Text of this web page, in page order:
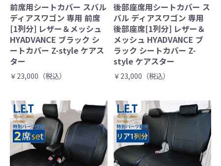
前席用シートカバー スバル
ディアスワゴン 専用 前席
[1列分] レザー＆メッシュ
HYADVANCE ブラック シ
ートカバー Z-style ケアス
ター
￥23,000（税込）
後部座席用シートカバー ス
バル ディアスワゴン 専用
後部座席[1列分] レザー＆
メッシュ HYADVANCE ブ
ラック シートカバー Z-
style ケアスター
￥23,000（税込）